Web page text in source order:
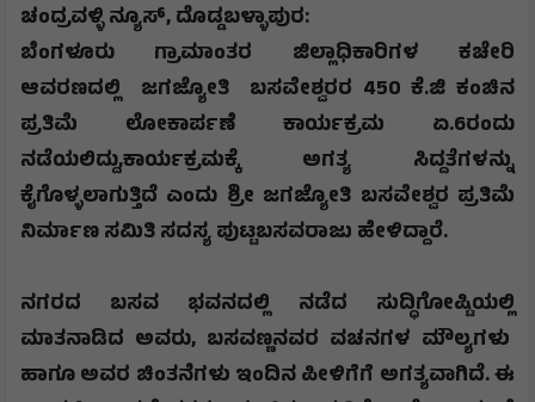
ಚಂದ್ರವಳ್ಳಿ ನ್ಯೂಸ್,ದೊಡ್ಡಬಳ್ಳಾಪುರ:
ಬೆಂಗಳೂರು ಗ್ರಾಮಾಂತರ ಜಿಲ್ಲಾಧಿಕಾರಿಗಳ ಕಚೇರಿ
ಆವರಣದಲ್ಲಿ ಜಗಜ್ಯೋತಿ ಬಸವೇಶ್ವರರ 450 ಕೆ.ಜಿ ಕಂಚಿನ
ಪ್ರತಿಮೆ ಲೋಕಾರ್ಪಣೆ ಕಾರ್ಯಕ್ರಮ ಏ.6ರಂದು
ನಡೆಯಲಿದ್ದು,ಕಾರ್ಯಕ್ರಮಕ್ಕೆ ಅಗತ್ಯ ಸಿದ್ದತೆಗಳನ್ನು
ಕೈಗೊಳ್ಳಲಾಗುತ್ತಿದೆ ಎಂದು ಶ್ರೀ ಜಗಜ್ಯೋತಿ ಬಸವೇಶ್ವರ ಪ್ರತಿಮೆ
ನಿರ್ಮಾಣ ಸಮಿತಿ ಸದಸ್ಯ ಪುಟ್ಟಬಸವರಾಜು ಹೇಳಿದ್ದಾರೆ.
ನಗರದ ಬಸವ ಭವನದಲ್ಲಿ ನಡೆದ ಸುದ್ಧಿಗೋಷ್ಟಿಯಲ್ಲಿ
ಮಾತನಾಡಿದ ಅವರು, ಬಸವಣ್ಣನವರ ವಚನಗಳ ಮೌಲ್ಯಗಳು
ಹಾಗೂ ಅವರ ಚಿಂತನೆಗಳು ಇಂದಿನ ಪೀಳಿಗೆಗೆ ಅಗತ್ಯವಾಗಿದೆ. ಈ